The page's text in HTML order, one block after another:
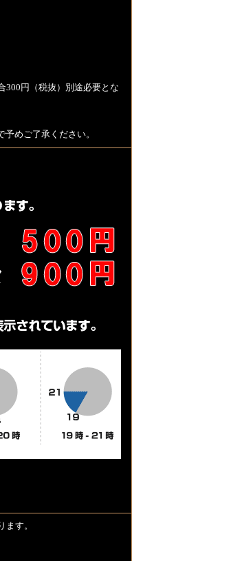
300円（税抜）別途必要とな
めご了承ください。
す。